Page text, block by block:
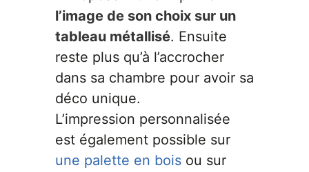
l’image de son choix sur un
tableau métallisé. Ensuite
reste plus qu’à l’accrocher
dans sa chambre pour avoir sa
déco unique.
L’impression personnalisée
est également possible sur
une palette en bois ou sur